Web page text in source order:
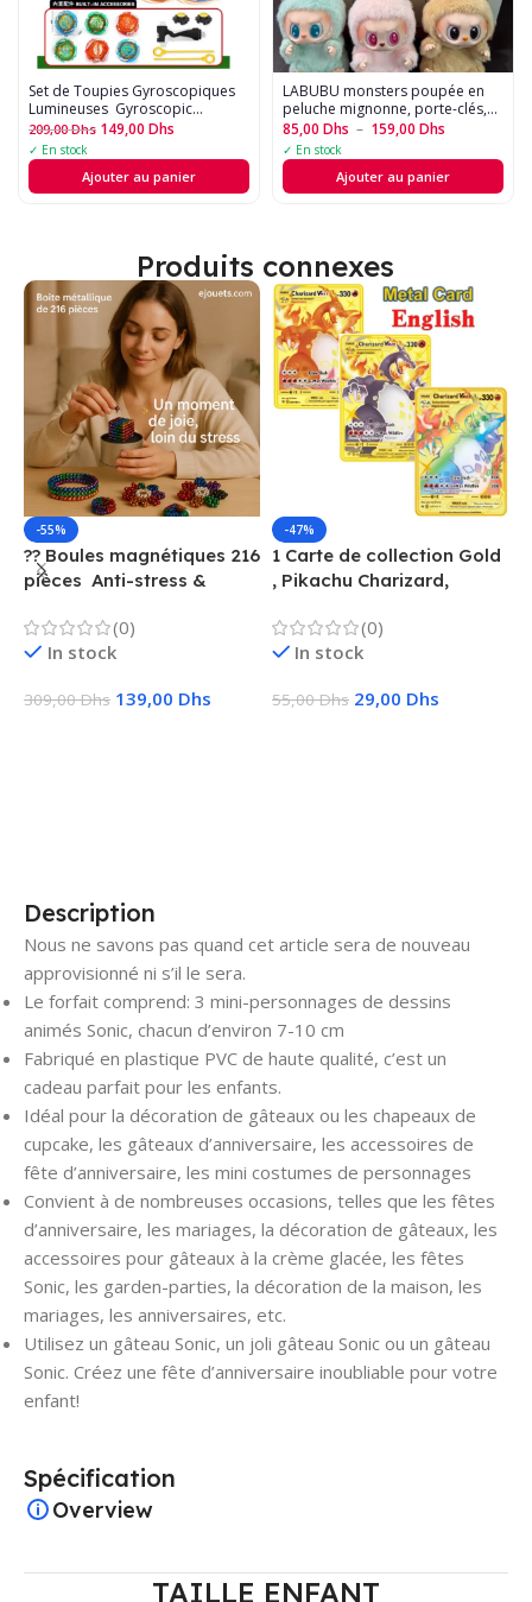
Set de Toupies Gyroscopiques
Lumineuses  Gyroscopic
Rotating GO!
209,00Dhs 149,00 Dhs
✓ En stock
Ajouter au panier
LABUBU monsters poupée en
peluche mignonne, porte-clés,17
cm, pour décoration d'intérieur,
cadeaux de fête
85,00 Dhs – 159,00 Dhs
✓ En stock
Ajouter au panier
Produits connexes
-55%
?? Boules magnétiques 216
pièces  Anti-stress &
(0)
In stock
309,00Dhs 139,00 Dhs
-47%
1 Carte de collection Gold
, Pikachu Charizard,
(0)
In stock
55,00Dhs 29,00 Dhs
Description
Nous ne savons pas quand cet article sera de nouveau
approvisionné ni s’il le sera.
Le forfait comprend: 3 mini-personnages de dessins
animés Sonic, chacun d’environ 7-10 cm
Fabriqué en plastique PVC de haute qualité, c’est un
cadeau parfait pour les enfants.
Idéal pour la décoration de gâteaux ou les chapeaux de
cupcake, les gâteaux d’anniversaire, les accessoires de
fête d’anniversaire, les mini costumes de personnages
Convient à de nombreuses occasions, telles que les fêtes
d’anniversaire, les mariages, la décoration de gâteaux, les
accessoires pour gâteaux à la crème glacée, les fêtes
Sonic, les garden-parties, la décoration de la maison, les
mariages, les anniversaires, etc.
Utilisez un gâteau Sonic, un joli gâteau Sonic ou un gâteau
Sonic. Créez une fête d’anniversaire inoubliable pour votre
enfant!
Spécification
Overview
TAILLE ENFANT